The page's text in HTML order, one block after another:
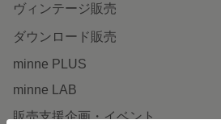
ヴィンテージ販売
ダウンロード販売
minne PLUS
minne LAB
販売支援企画・イベント